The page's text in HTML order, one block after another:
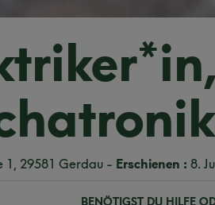
1, 29581 Gerdau - Erschienen : 8.
BENÖTIGST DU HILFE